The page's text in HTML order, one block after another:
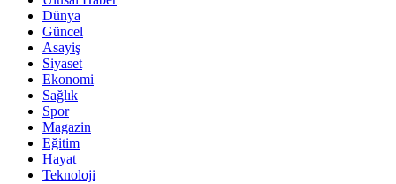
Dünya
Güncel
Asayiş
Siyaset
Ekonomi
Sağlık
Spor
Magazin
Eğitim
Hayat
Teknoloji